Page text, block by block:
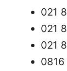
021
021
021